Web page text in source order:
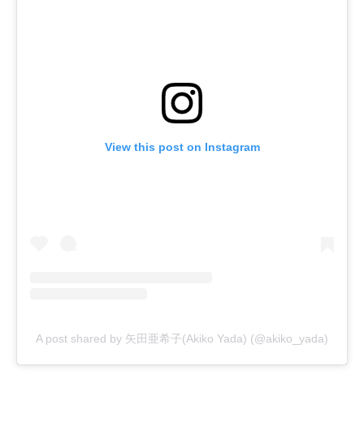
View this post on Instagram
A post shared by 矢田亜希子(Akiko Yada) (@akiko_yada)